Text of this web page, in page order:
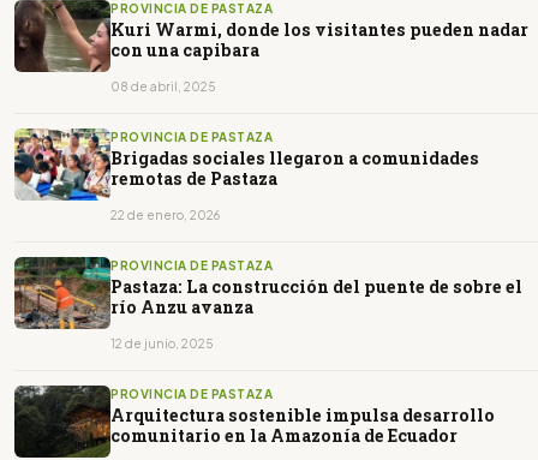
PROVINCIA DE PASTAZA
Kuri Warmi, donde los visitantes pueden nadar
con una capibara
08 de abril, 2025
PROVINCIA DE PASTAZA
Brigadas sociales llegaron a comunidades
remotas de Pastaza
22 de enero, 2026
PROVINCIA DE PASTAZA
Pastaza: La construcción del puente de sobre el
río Anzu avanza
12 de junio, 2025
PROVINCIA DE PASTAZA
Arquitectura sostenible impulsa desarrollo
comunitario en la Amazonía de Ecuador